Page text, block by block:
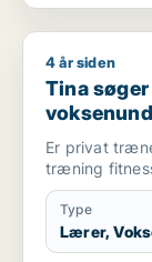
Tina søger
4 år siden
Tina
Er privat
træning
Type
Lærer,